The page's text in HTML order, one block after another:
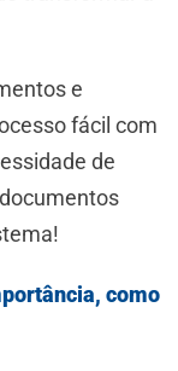
e
fácil com
de
como